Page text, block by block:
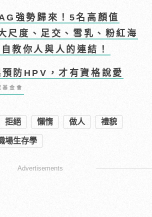
強勢歸來！5名高顏值
度、足交、雪乳、粉紅海
教你人與人的連結！
防HPV，才有資格說愛
基金會
拒絕 懶惰 做人 禮貌
場生存學
Advertisements